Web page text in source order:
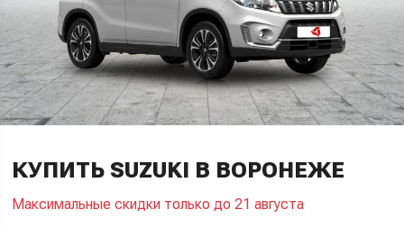
КУПИТЬ SUZUKI В ВОРОНЕЖЕ
Максимальные скидки только до 21 августа